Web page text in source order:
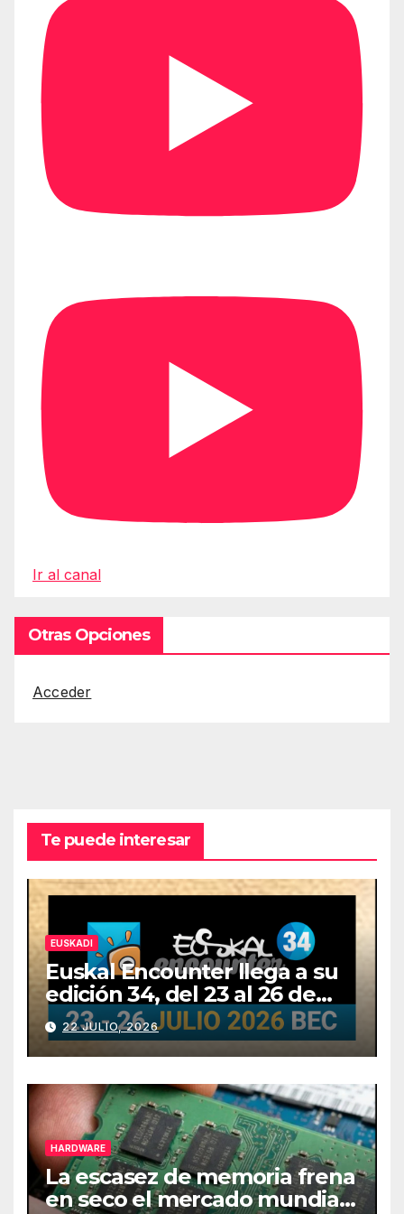
Ir al canal
Otras Opciones
Acceder
Te puede interesar
EUSKADI
Euskal Encounter llega a su
edición 34, del 23 al 26 de
julio
22 JULIO, 2026
HARDWARE
La escasez de memoria frena
en seco el mercado mundial